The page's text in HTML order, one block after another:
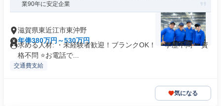
業90年に安定企業
滋賀県東近江市東沖野
年俸380万円～530万円
求める人材: ・未経験者歓迎！ブランクOK！ ・学歴不問 ・資
格不問 ⭐お電話で...
交通費支給
気になる